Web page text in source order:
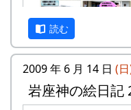
読む
2009 年 6 月 14 日 (
岩座神の絵日記